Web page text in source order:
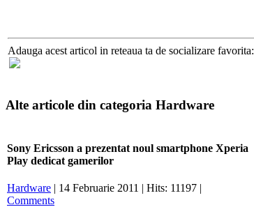
Adauga acest articol in reteaua ta de socializare favorita:
Alte articole din categoria Hardware
Sony Ericsson a prezentat noul smartphone Xperia
Play dedicat gamerilor
Hardware | 14 Februarie 2011 | Hits: 11197 |
Comments